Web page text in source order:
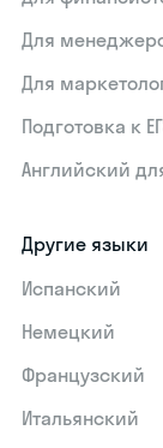
Для
Для
Подготовка к
Английский
Другие языки
Испанский
Немецкий
Французский
Итальянский